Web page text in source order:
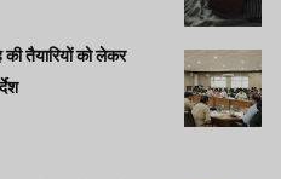
तैयारियों को लेकर